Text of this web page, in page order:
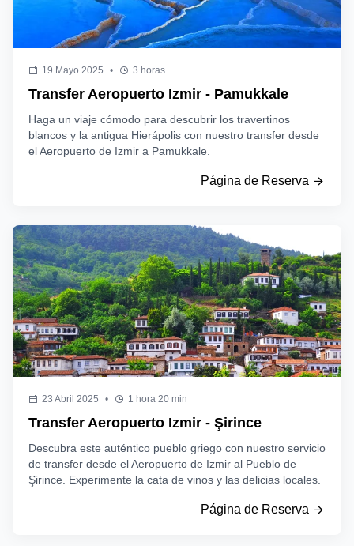
19 Mayo 2025 • 3 horas
Transfer Aeropuerto Izmir - Pamukkale
Haga un viaje cómodo para descubrir los travertinos
blancos y la antigua Hierápolis con nuestro transfer desde
el Aeropuerto de Izmir a Pamukkale.
Página de Reserva
23 Abril 2025 • 1 hora 20 min
Transfer Aeropuerto Izmir - Şirince
Descubra este auténtico pueblo griego con nuestro servicio
de transfer desde el Aeropuerto de Izmir al Pueblo de
Şirince. Experimente la cata de vinos y las delicias locales.
Página de Reserva